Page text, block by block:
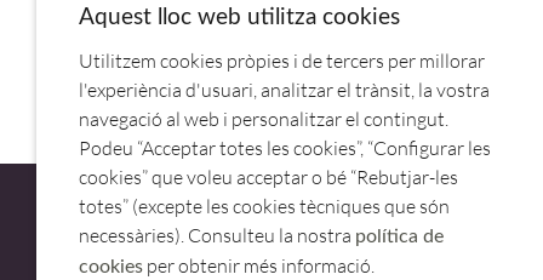
DISCO BASTONCILLOS 2X2MM 27599.ROBOT COUPE
Aquest lloc web utilitza cookies
Utilitzem cookies pròpies i de tercers per millorar
l'experiència d'usuari, analitzar el trànsit, la vostra
navegació al web i personalitzar el contingut.
Podeu “Acceptar totes les cookies”, “Configurar les
cookies” que voleu acceptar o bé “Rebutjar-les
totes” (excepte les cookies tècniques que són
necessàries). Consulteu la nostra política de
cookies per obtenir més informació.